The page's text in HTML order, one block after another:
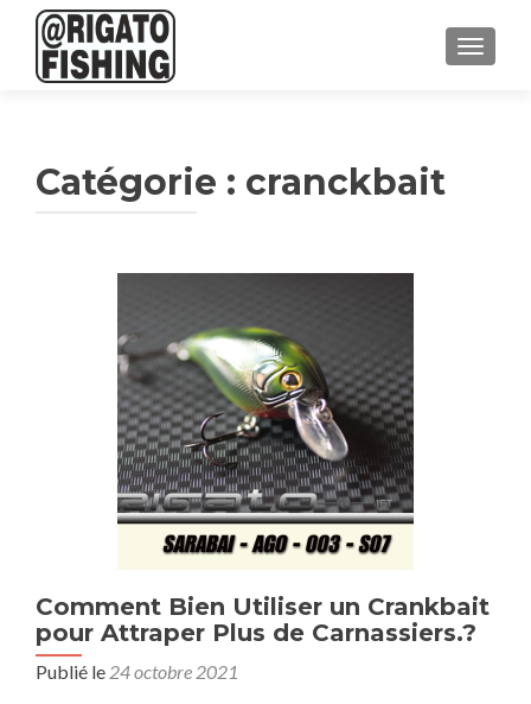
Catégorie : cranckbait
Comment Bien Utiliser un Crankbait
pour Attraper Plus de Carnassiers.?
Publié le 24 octobre 2021